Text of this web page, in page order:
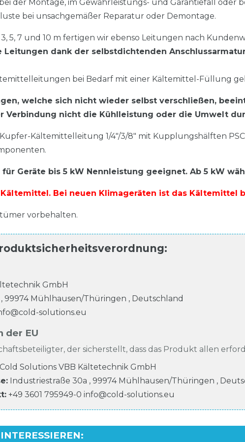
der Montage, im Gewährleistungs- und Garantiefall oder
bei unsachgemäßer Reparatur oder Demontage.
5, 7 und 10 m fertigen wir ebenso Leitungen nach
Leitungen dank der selbstdichtenden
bei Bedarf mit einer Kältemittel-Füllung
welche sich nicht wieder selbst verschließen,
Verbindung nicht die Kühlleistung oder die Umwelt
Kältemittelleitung 1/4"/3/8" mit Kupplungshälften
Geräte bis 5 kW Nennleistung geeignet. Ab 5 kW
Kältemittel. Bei neuen Klimageräten ist das Kältemittel
vorbehalten.
:
GmbH
, 99974 Mühlhausen/Thüringen , Deutschland
solutions.eu
der EU
der sicherstellt, dass das Produkt allen
Cold Solutions VBB Kältetechnik GmbH
Industriestraße 30a , 99974 Mühlhausen/Thüringen ,
+49 3601 795949-0 info@cold-solutions.eu
: